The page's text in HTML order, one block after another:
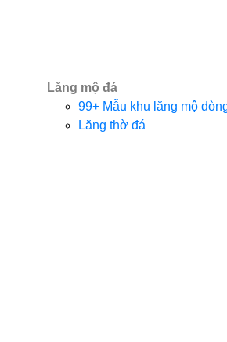
Lăng mộ đá
99+ Mẫu khu lăng mộ
Lăng thờ đá